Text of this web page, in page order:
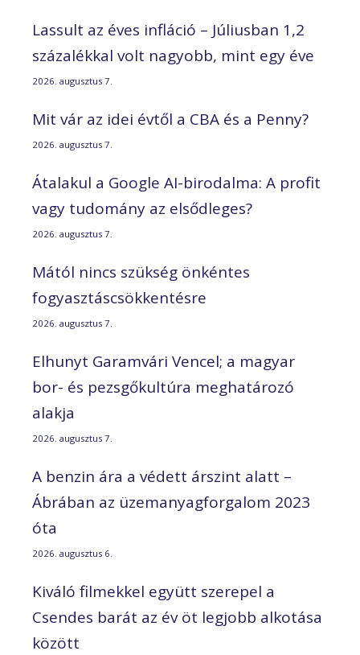
Lassult az éves infláció – Júliusban 1,2
százalékkal volt nagyobb, mint egy éve
2026. augusztus 7.
Mit vár az idei évtől a CBA és a Penny?
2026. augusztus 7.
Átalakul a Google AI-birodalma: A profit
vagy tudomány az elsődleges?
2026. augusztus 7.
Mától nincs szükség önkéntes
fogyasztáscsökkentésre
2026. augusztus 7.
Elhunyt Garamvári Vencel; a magyar
bor- és pezsgőkultúra meghatározó
alakja
2026. augusztus 7.
A benzin ára a védett árszint alatt –
Ábrában az üzemanyagforgalom 2023
óta
2026. augusztus 6.
Kiváló filmekkel együtt szerepel a
Csendes barát az év öt legjobb alkotása
között